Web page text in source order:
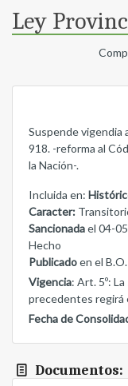
Ley
Suspende vigendia
918. -reforma al
la Nación-.
Incluida en:
Caracter:
Sancionadael 04-
Hecho
Publicadoen el
Vigencia: Art. 5º:
precedentes regirá
Fecha de
Documentos: